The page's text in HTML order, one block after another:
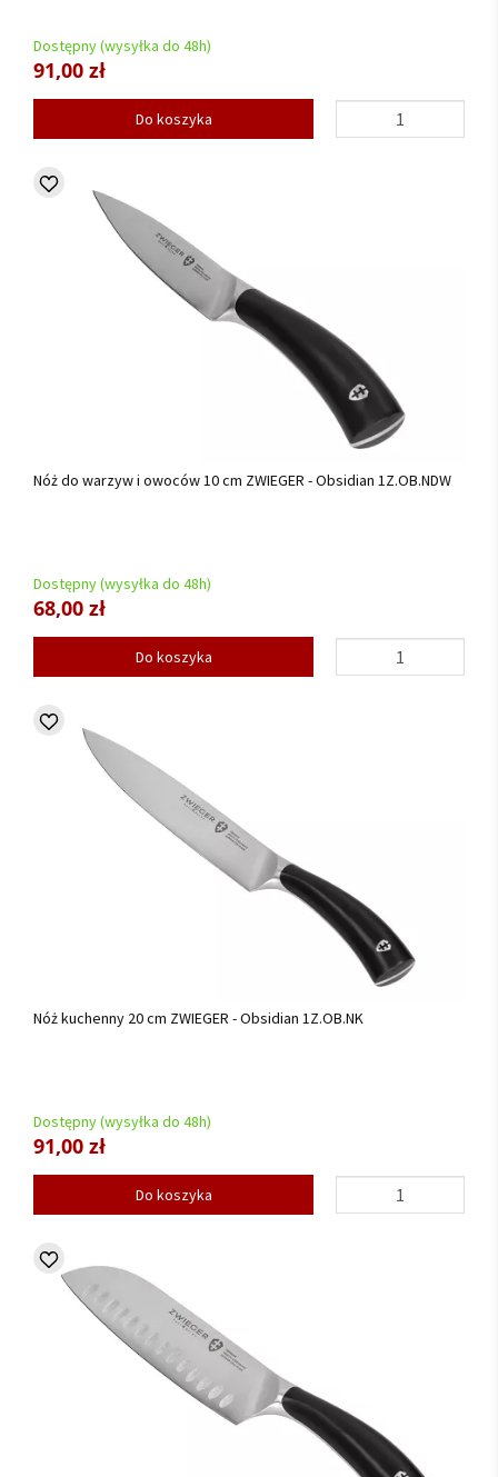
Dostępny (wysyłka do 48h)
91,00 zł
Do koszyka
Nóż do warzyw i owoców 10 cm ZWIEGER - Obsidian 1Z.OB.NDW
Dostępny (wysyłka do 48h)
68,00 zł
Do koszyka
Nóż kuchenny 20 cm ZWIEGER - Obsidian 1Z.OB.NK
Dostępny (wysyłka do 48h)
91,00 zł
Do koszyka